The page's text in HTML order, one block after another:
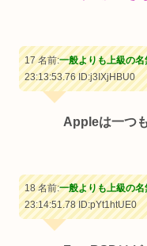
17 名前:一般よりも上級の
23:13:53.76ID:j3IXjHBU0
Appleは一つ
18 名前:一般よりも上級の
23:14:51.78ID:pYt1htUE0